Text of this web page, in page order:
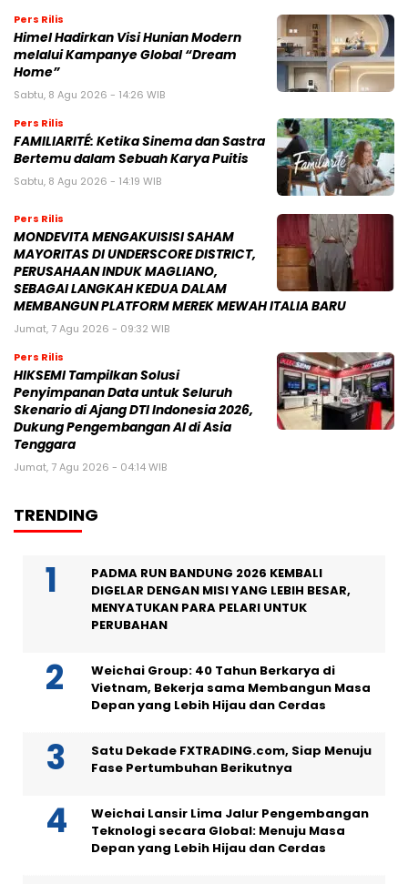
Pers Rilis
Himel Hadirkan Visi Hunian Modern
melalui Kampanye Global “Dream
Home”
Sabtu, 8 Agu 2026 - 14:26 WIB
Pers Rilis
FAMILIARITÉ: Ketika Sinema dan Sastra
Bertemu dalam Sebuah Karya Puitis
Sabtu, 8 Agu 2026 - 14:19 WIB
Pers Rilis
MONDEVITA MENGAKUISISI SAHAM
MAYORITAS DI UNDERSCORE DISTRICT,
PERUSAHAAN INDUK MAGLIANO,
SEBAGAI LANGKAH KEDUA DALAM
MEMBANGUN PLATFORM MEREK MEWAH ITALIA BARU
Jumat, 7 Agu 2026 - 09:32 WIB
Pers Rilis
HIKSEMI Tampilkan Solusi
Penyimpanan Data untuk Seluruh
Skenario di Ajang DTI Indonesia 2026,
Dukung Pengembangan AI di Asia
Tenggara
Jumat, 7 Agu 2026 - 04:14 WIB
TRENDING
PADMA RUN BANDUNG 2026 KEMBALI
DIGELAR DENGAN MISI YANG LEBIH BESAR,
MENYATUKAN PARA PELARI UNTUK
PERUBAHAN
Weichai Group: 40 Tahun Berkarya di
Vietnam, Bekerja sama Membangun Masa
Depan yang Lebih Hijau dan Cerdas
Satu Dekade FXTRADING.com, Siap Menuju
Fase Pertumbuhan Berikutnya
Weichai Lansir Lima Jalur Pengembangan
Teknologi secara Global: Menuju Masa
Depan yang Lebih Hijau dan Cerdas